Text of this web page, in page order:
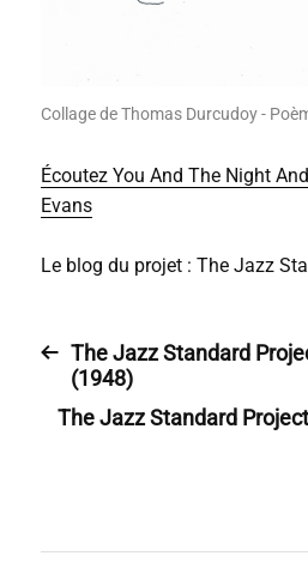
Collage de Thomas Durcudoy -
Écoutez You And The Night
Evans
Le blog du projet : The Jazz
The Jazz Standard
(1948)
The Jazz Standard